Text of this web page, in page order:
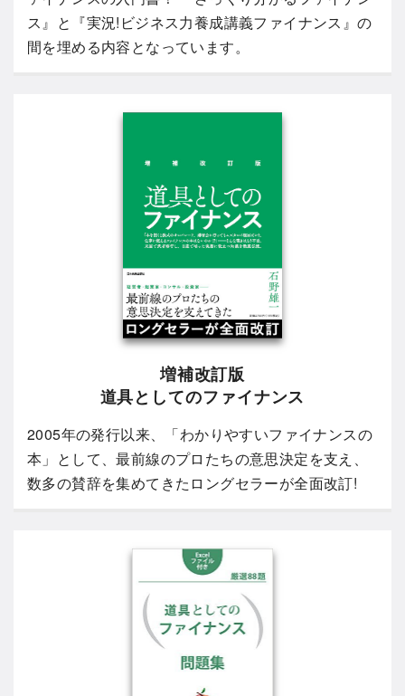
ス』と『実況!ビジネス力養成講義ファイナンス』の
間を埋める内容となっています。
増補改訂版
道具としてのファイナンス
2005年の発行以来、「わかりやすいファイナンスの
本」として、最前線のプロたちの意思決定を支え、
数多の賛辞を集めてきたロングセラーが全面改訂!